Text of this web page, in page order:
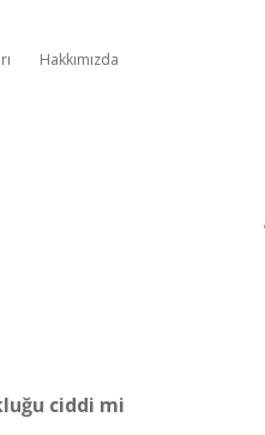
Hakkımızda
ciddi mi